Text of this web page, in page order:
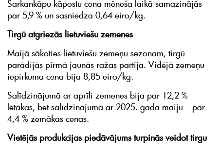
Sarkankāpu kāpostu cena mēneša laikā samazinājās
par 5,9 % un sasniedza 0,64 eiro/kg.
Tirgū atgriezās lietuviešu zemenes
Maijā sākoties lietuviešu zemeņu sezonam, tirgū
parādījās pirmā jaunās ražas partija. Vidējā zemeņu
iepirkuma cena bija 8,85 eiro/kg.
Salīdzinājumā ar aprīli zemenes bija par 12,2 %
lētākas, bet salīdzinājumā ar 2025. gada maiju – par
4,4 % zemākas cenas.
Vietējās produkcijas piedāvājums turpinās veidot tirgu